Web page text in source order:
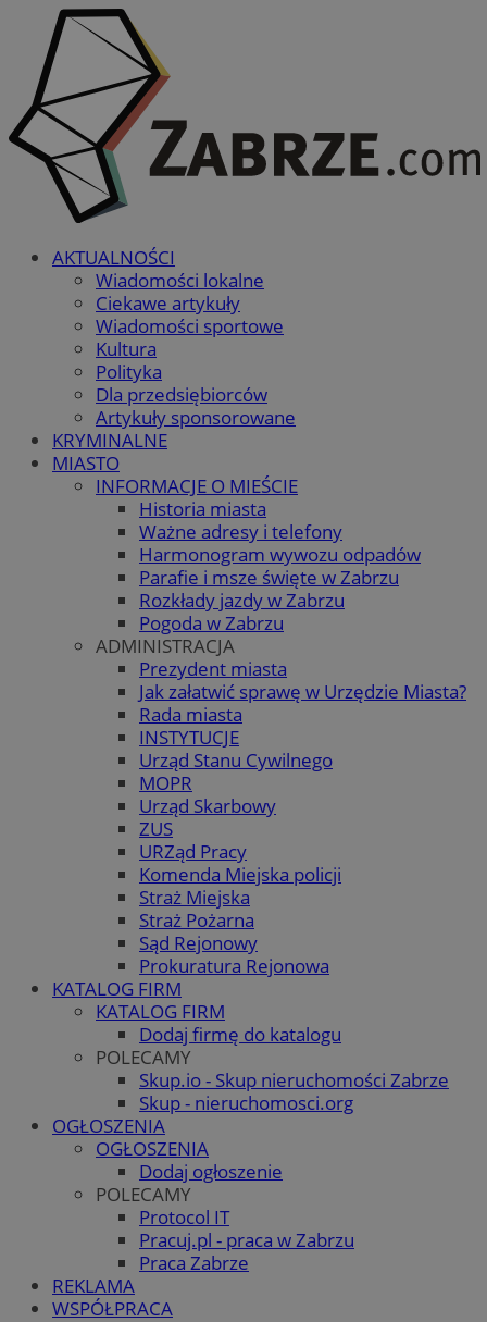
AKTUALNOŚCI
Wiadomości lokalne
Ciekawe artykuły
Wiadomości sportowe
Kultura
Polityka
Dla przedsiębiorców
Artykuły sponsorowane
KRYMINALNE
MIASTO
INFORMACJE O MIEŚCIE
Historia miasta
Ważne adresy i telefony
Harmonogram wywozu odpadów
Parafie i msze święte w Zabrzu
Rozkłady jazdy w Zabrzu
Pogoda w Zabrzu
ADMINISTRACJA
Prezydent miasta
Jak załatwić sprawę w Urzędzie Miasta?
Rada miasta
INSTYTUCJE
Urząd Stanu Cywilnego
MOPR
Urząd Skarbowy
ZUS
URZąd Pracy
Komenda Miejska policji
Straż Miejska
Straż Pożarna
Sąd Rejonowy
Prokuratura Rejonowa
KATALOG FIRM
KATALOG FIRM
Dodaj firmę do katalogu
POLECAMY
Skup.io - Skup nieruchomości Zabrze
Skup - nieruchomosci.org
OGŁOSZENIA
OGŁOSZENIA
Dodaj ogłoszenie
POLECAMY
Protocol IT
Pracuj.pl - praca w Zabrzu
Praca Zabrze
REKLAMA
WSPÓŁPRACA